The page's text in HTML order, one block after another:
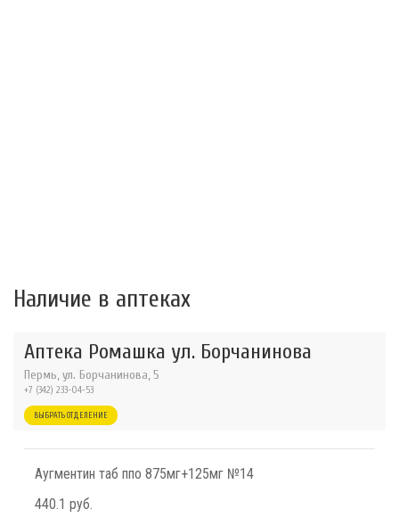
Наличие в аптеках
Аптека Ромашка ул. Борчанинова
Пермь, ул. Борчанинова, 5
+7 (342) 233-04-53
ВЫБРАТЬ ОТДЕЛЕНИЕ
Аугментин таб ппо 875мг+125мг №14
440.1 руб.